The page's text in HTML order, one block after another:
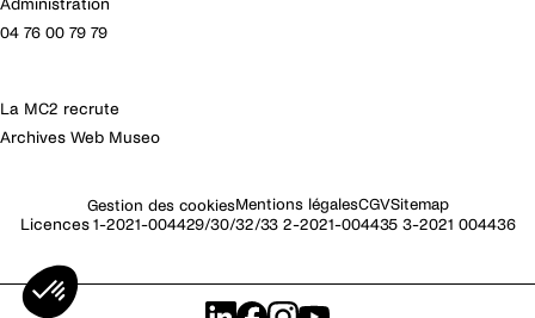
Administration
04 76 00 79 79
La MC2 recrute
Archives Web Museo
Gestion des cookiesMentions légalesCGVSitemap
Licences 1-2021-004429/30/32/33 2-2021-004435 3-2021 004436